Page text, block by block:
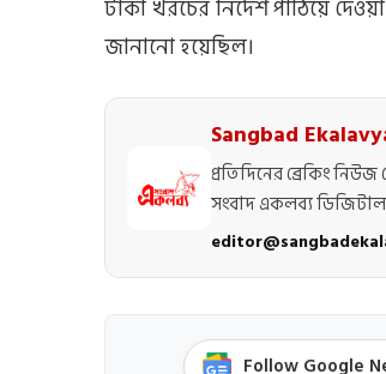
টাকা খরচের নির্দেশ পাঠিয়ে
জানানো হয়েছিল।
Sangbad
প্রতিদিনের ব্রেকিং
সংবাদ একলব্য ডিজিটাল
Follow Google